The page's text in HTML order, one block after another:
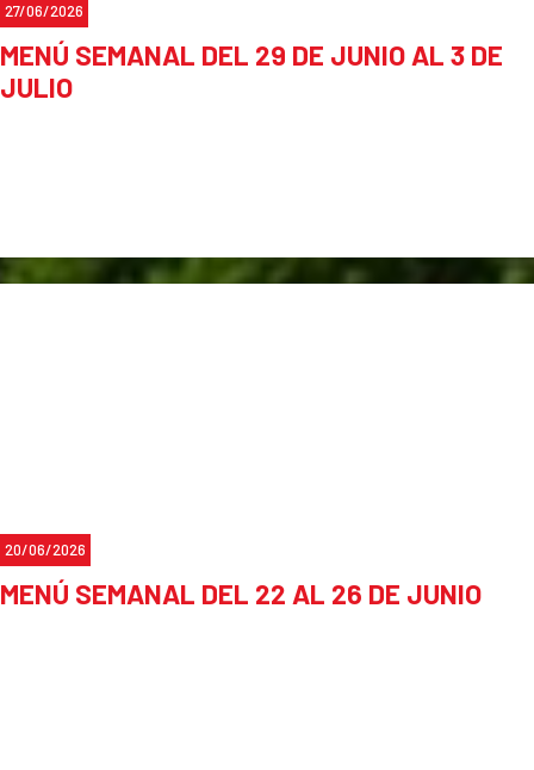
27/06/2026
MENÚ SEMANAL DEL 29 DE JUNIO AL 3 DE
JULIO
20/06/2026
MENÚ SEMANAL DEL 22 AL 26 DE JUNIO